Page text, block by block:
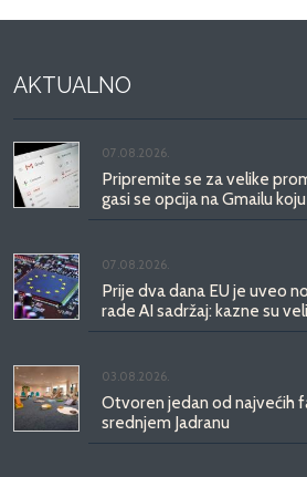
AKTUALNO
07.08.2026.
Pripremite se za velike
gasi se opcija na Gmailu
07.08.2026.
Prije dva dana EU je uveo
rade AI sadržaj: kazne su
03.08.2026.
Otvoren jedan od najvećih
srednjem Jadranu